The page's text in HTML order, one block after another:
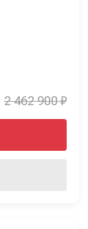
2 462 900 ₽